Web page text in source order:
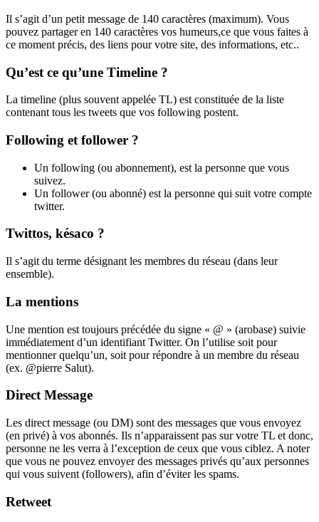
Il s’agit d’un petit message de 140 caractères (maximum). Vous
pouvez partager en 140 caractères vos humeurs,ce que vous faites à
ce moment précis, des liens pour votre site, des informations, etc..
Qu’est ce qu’une Timeline ?
La timeline (plus souvent appelée TL) est constituée de la liste
contenant tous les tweets que vos following postent.
Following et follower ?
Un following (ou abonnement), est la personne que vous
suivez.
Un follower (ou abonné) est la personne qui suit votre compte
twitter.
Twittos, késaco ?
Il s’agit du terme désignant les membres du réseau (dans leur
ensemble).
La mentions
Une mention est toujours précédée du signe « @ » (arobase) suivie
immédiatement d’un identifiant Twitter. On l’utilise soit pour
mentionner quelqu’un, soit pour répondre à un membre du réseau
(ex. @pierre Salut).
Direct Message
Les direct message (ou DM) sont des messages que vous envoyez
(en privé) à vos abonnés. Ils n’apparaissent pas sur votre TL et donc,
personne ne les verra à l’exception de ceux que vous ciblez. A noter
que vous ne pouvez envoyer des messages privés qu’aux personnes
qui vous suivent (followers), afin d’éviter les spams.
Retweet